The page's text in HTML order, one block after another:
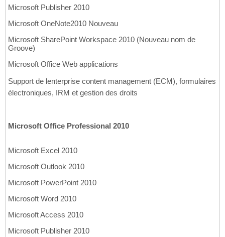
Microsoft Publisher 2010
Microsoft OneNote2010 Nouveau
Microsoft SharePoint Workspace 2010 (Nouveau nom de
Groove)
Microsoft Office Web applications
Support de lenterprise content management (ECM), formulaires
électroniques, IRM et gestion des droits
Microsoft Office Professional 2010
Microsoft Excel 2010
Microsoft Outlook 2010
Microsoft PowerPoint 2010
Microsoft Word 2010
Microsoft Access 2010
Microsoft Publisher 2010